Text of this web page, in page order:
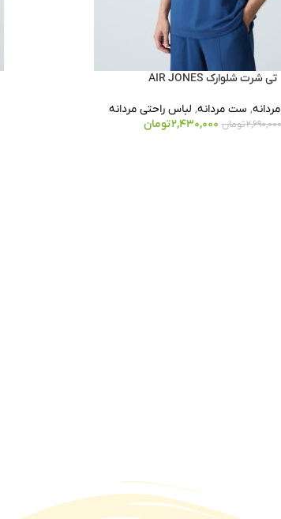
تی شرت شلوارک AIR JONES
, ست مردانه, لباس راحتی مردانه
2,690,000تومان 2,430,000تومان